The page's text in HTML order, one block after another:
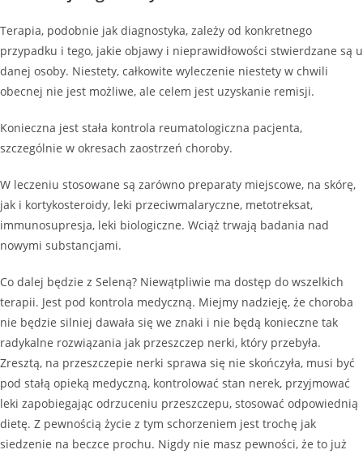
Terapia, podobnie jak diagnostyka, zależy od konkretnego
przypadku i tego, jakie objawy i nieprawidłowości stwierdzane są u
danej osoby. Niestety, całkowite wyleczenie niestety w chwili
obecnej nie jest możliwe, ale celem jest uzyskanie remisji.
Konieczna jest stała kontrola reumatologiczna pacjenta,
szczególnie w okresach zaostrzeń choroby.
W leczeniu stosowane są zarówno preparaty miejscowe, na skórę,
jak i kortykosteroidy, leki przeciwmalaryczne, metotreksat,
immunosupresja, leki biologiczne. Wciąż trwają badania nad
nowymi substancjami.
Co dalej będzie z Seleną? Niewątpliwie ma dostęp do wszelkich
terapii. Jest pod kontrola medyczną. Miejmy nadzieję, że choroba
nie będzie silniej dawała się we znaki i nie będą konieczne tak
radykalne rozwiązania jak przeszczep nerki, który przebyła.
Zresztą, na przeszczepie nerki sprawa się nie skończyła, musi być
pod stałą opieką medyczną, kontrolować stan nerek, przyjmować
leki zapobiegając odrzuceniu przeszczepu, stosować odpowiednią
dietę. Z pewnością życie z tym schorzeniem jest trochę jak
siedzenie na beczce prochu. Nigdy nie masz pewności, że to już